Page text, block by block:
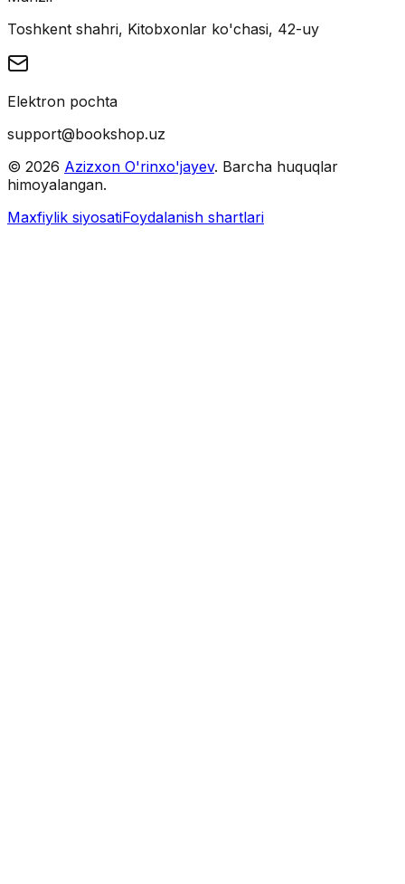
Toshkent shahri, Kitobxonlar ko'chasi, 42-uy
Elektron pochta
support@bookshop.uz
© 2026 Azizxon O'rinxo'jayev. Barcha huquqlar
himoyalangan.
Maxfiylik siyosatiFoydalanish shartlari